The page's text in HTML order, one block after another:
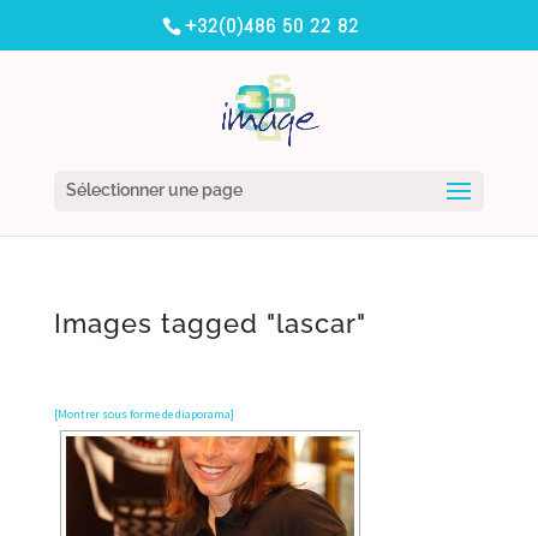
+32(0)486 50 22 82
Sélectionner une page
Images tagged "lascar"
[Montrer sous forme de diaporama]